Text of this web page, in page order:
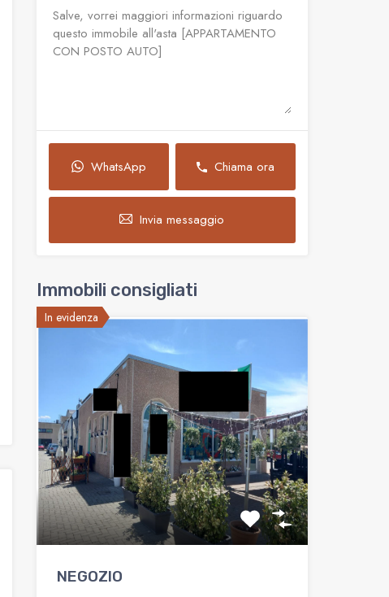
WhatsApp Chiama ora
Invia messaggio
Immobili consigliati
In evidenza
NEGOZIO